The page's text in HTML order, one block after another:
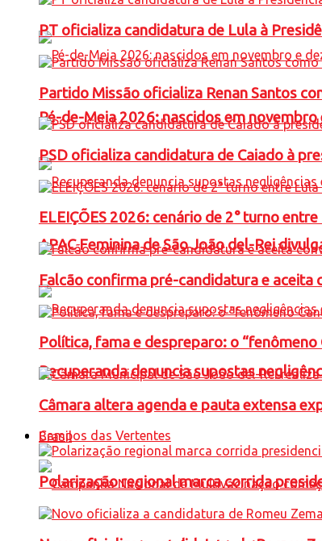
Pé-de-Meia 2026: nascidos em
APAC Feminina de São João del-Rei
Recuperanda denuncia supostas
Campos das Vertentes
PT oficializa candidatura de Lula à
Partido Missão oficializa Renan Santos
PSD oficializa candidatura de Caiado à
ELEIÇÕES 2026: cenário de 2° turno
Falcão confirma pré-candidatura e aceita
Política, fama e despreparo: o
Câmara altera agenda e pauta extensa
Brasil
Polarização regional marca corrida